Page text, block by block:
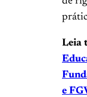
Leia
e